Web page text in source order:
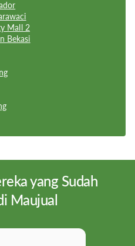
HDR10+
x 7.2 mm | Folded: 87.4 x 73.6
Mall 2
Bekasi
yang Sudah
Maujual